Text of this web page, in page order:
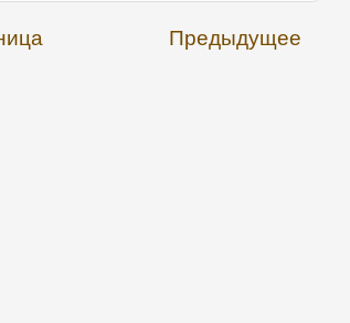
Предыдущее